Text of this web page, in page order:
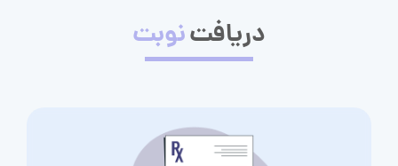
دریافتنوبت